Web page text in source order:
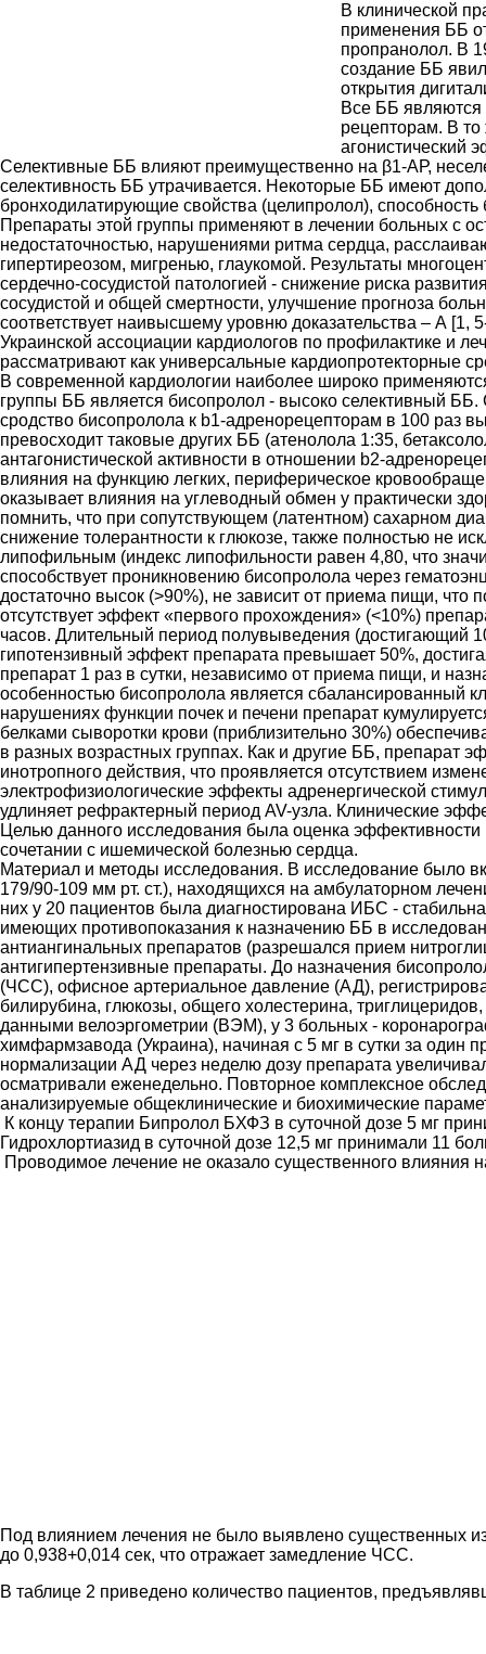
В клинической
применения ББ
пропранолол. В
создание ББ
открытия
Все ББ являются
рецепторам. В то
агонистический
Селективные ББ влияют преимущественно на β1-АР,
селективность ББ утрачивается. Некоторые ББ имеют
бронходилатирующие свойства (целипролол),
Препараты этой группы применяют в лечении больных с
недостаточностью, нарушениями ритма сердца,
гипертиреозом, мигренью, глаукомой. Результаты
сердечно-сосудистой патологией - снижение риска
сосудистой и общей смертности, улучшение прогноза
соответствует наивысшему уровню доказательства – А
Украинской ассоциации кардиологов по профилактике и
рассматривают как универсальные кардиопротекторные
В современной кардиологии наиболее широко
группы ББ является бисопролол - высоко селективный ББ.
сродство бисопролола к b1-адренорецепторам в 100 раз
превосходит таковые других ББ (атенолола 1:35,
антагонистической активности в отношении b2-
влияния на функцию легких, периферическое
оказывает влияния на углеводный обмен у практически
помнить, что при сопутствующем (латентном) сахарном
снижение толерантности к глюкозе, также полностью не
липофильным (индекс липофильности равен 4,80, что
способствует проникновению бисопролола через
достаточно высок (>90%), не зависит от приема пищи, что
отсутствует эффект «первого прохождения» (<10%)
часов. Длительный период полувыведения (достигающий
гипотензивный эффект препарата превышает 50%,
препарат 1 раз в сутки, независимо от приема пищи, и
особенностью бисопролола является сбалансированный
нарушениях функции почек и печени препарат
белками сыворотки крови (приблизительно 30%)
в разных возрастных группах. Как и другие ББ, препарат
инотропного действия, что проявляется отсутствием
электрофизиологические эффекты адренергической
удлиняет рефрактерный период AV-узла. Клинические
Целью данного исследования была оценка
сочетании с ишемической болезнью сердца.
Материал и методы исследования. В исследование было
179/90-109 мм рт. ст.), находящихся на амбулаторном
них у 20 пациентов была диагностирована ИБС -
имеющих противопоказания к назначению ББ в
антиангинальных препаратов (разрешался прием
антигипертензивные препараты. До назначения
(ЧСС), офисное артериальное давление (АД),
билирубина, глюкозы, общего холестерина,
данными велоэргометрии (ВЭМ), у 3 больных -
химфармзавода (Украина), начиная с 5 мг в сутки за один
нормализации АД через неделю дозу препарата
осматривали еженедельно. Повторное комплексное
анализируемые общеклинические и биохимические
К концу терапии Бипролол БХФЗ в суточной дозе 5 мг
Гидрохлортиазид в суточной дозе 12,5 мг принимали 11
Проводимое лечение не оказало существенного влияния
Под влиянием лечения не было выявлено существенных
до 0,938+0,014 сек, что отражает замедление ЧСС.
В таблице 2 приведено количество пациентов,